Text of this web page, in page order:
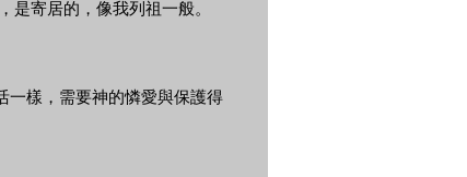
是寄居的，像我列祖一般。
一樣，需要神的憐愛與保護得